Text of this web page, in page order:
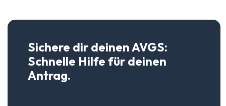
Sichere dir deinen AVGS:
Schnelle Hilfe für deinen
Antrag.